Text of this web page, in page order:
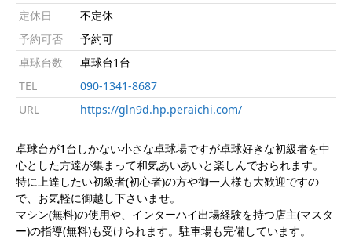
定休日
不定休
予約可否
予約可
卓球台数
卓球台1台
TEL
090-1341-8687
URL
https://gln9d.hp.peraichi.com/
卓球台が1台しかない小さな卓球場ですが卓球好きな初級者を中
心とした方達が集まって和気あいあいと楽しんでおられます。
特に上達したい初級者(初心者)の方や御一人様も大歓迎ですの
で、お気軽に御越し下さいませ。
マシン(無料)の使用や、インターハイ出場経験を持つ店主(マスタ
ー)の指導(無料)も受けられます。駐車場も完備しています。